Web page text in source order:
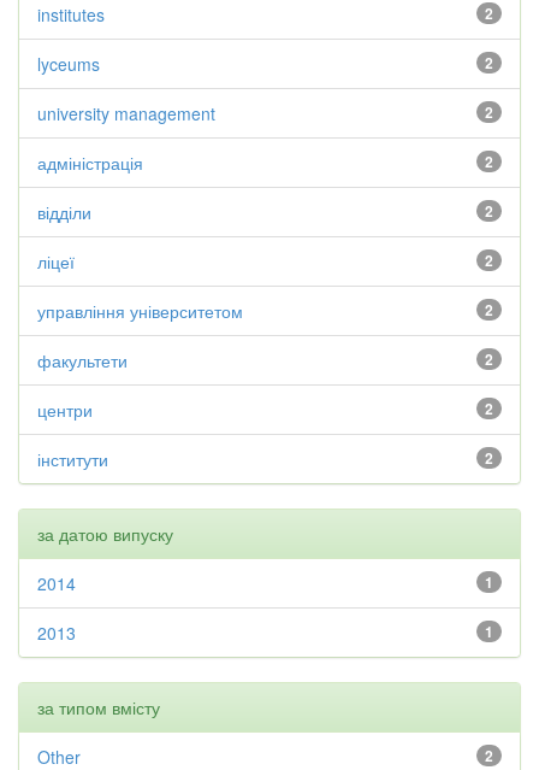
2
institutes
2
lyceums
2
university management
2
адміністрація
2
відділи
2
ліцеї
2
управління університетом
2
факультети
2
центри
2
інститути
за датою випуску
1
2014
1
2013
за типом вмісту
2
Other